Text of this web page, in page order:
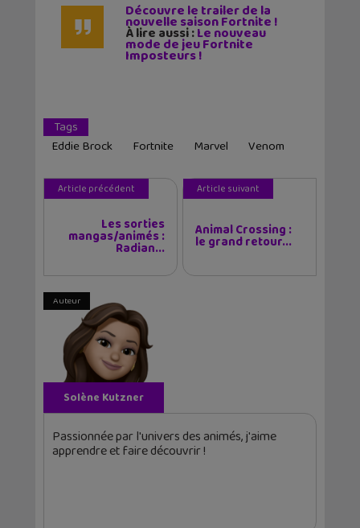
Découvre le trailer de la
nouvelle saison Fortnite !
À lire aussi :Le nouveau
mode de jeu Fortnite
Imposteurs !
Tags
Eddie Brock
Fortnite Marvel Venom
Article précédent
Les sorties
mangas/animés :
Radian...
Article suivant
Animal Crossing :
le grand retour...
Auteur
Solène Kutzner
Passionnée par l'univers des animés, j'aime
apprendre et faire découvrir !